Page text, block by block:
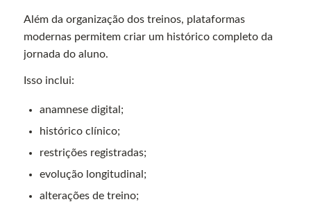
Além da organização dos treinos, plataformas
modernas permitem criar um histórico completo da
jornada do aluno.
Isso inclui:
anamnese digital;
histórico clínico;
restrições registradas;
evolução longitudinal;
alterações de treino;